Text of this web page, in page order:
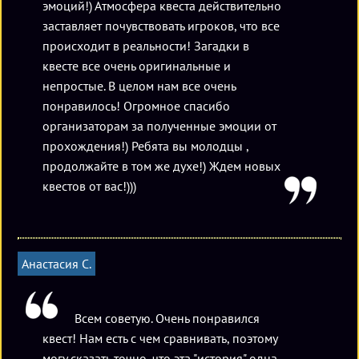
Алисой, придумал и записал Льюис Кэрролл – ученый
математик. И эта сказка, а совсем не научные труды,
сделали его имя известным во всех уголках мира.
Впрочем, в Китае книга про Алису запрещена из-за
присутствия в ней говорящих животных.
Зато на русский язык эта сказка переводилась примерно
тринадцать раз. Первый переводчик, имя которого
осталось неизвестным, назвал эту историю «Соня в
царстве дива». Набоков перевёл её как «Приключения
Ани в мире чудес», а Борис Захадер изначально выбрал
«Алиса в стране Чудес»
теряться в догадках, о чем же пойдет речь. Вы намерены
погрузиться в мир любимой с детства сказки? Если да, то
следуйте за… администратором!
Но вот незадача: страна Чудес осталась там же, где и была
эмоций!) Атмосфера квеста действительно
заставляет почувствовать игроков, что все
происходит в реальности! Загадки в
квесте все очень оригинальные и
непростые. В целом нам все очень
понравилось! Огромное спасибо
организаторам за полученные эмоции от
прохождения!) Ребята вы молодцы ,
продолжайте в том же духе!) Ждем новых
квестов от вас!)))
Анастасия С.
Всем советую. Очень понравился
квест! Нам есть с чем сравнивать, поэтому